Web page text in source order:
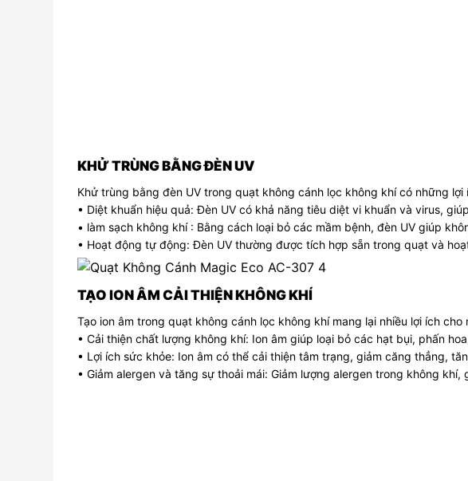
KHỬ TRÙNG BẰNG ĐÈN UV
Khử trùng bằng đèn UV trong quạt không cánh lọc không khí có những lợi
• Diệt khuẩn hiệu quả: Đèn UV có khả năng tiêu diệt vi khuẩn và virus,
• làm sạch không khí : Bằng cách loại bỏ các mầm bệnh, đèn UV giúp
• Hoạt động tự động: Đèn UV thường được tích hợp sẵn trong quạt và
TẠO ION ÂM CẢI THIỆN KHÔNG KHÍ
Tạo ion âm trong quạt không cánh lọc không khí mang lại nhiều lợi ích
• Cải thiện chất lượng không khí: Ion âm giúp loại bỏ các hạt bụi, phấn
• Lợi ích sức khỏe: Ion âm có thể cải thiện tâm trạng, giảm căng thẳng,
• Giảm alergen và tăng sự thoải mái: Giảm lượng alergen trong không